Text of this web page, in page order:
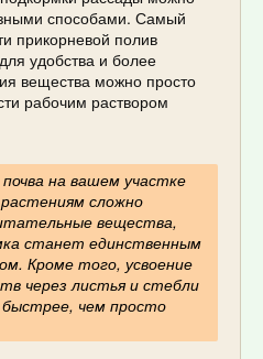
способами. Самый
прикорневой полив
удобства и более
вещества можно просто
рабочим раствором
на вашем участке
сложно
вещества,
станет единственным
Кроме того, усвоение
через листья и стебли
чем просто